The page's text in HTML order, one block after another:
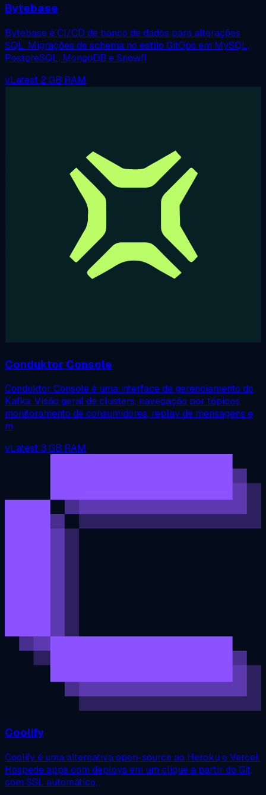
Bytebase
Bytebase é CI/CD de banco de dados para alterações
SQL. Migrações de schema no estilo GitOps em MySQL,
PostgreSQL, MongoDB e Snowfl
vLatest 2 GB RAM
Conduktor Console
Conduktor Console é uma interface de gerenciamento do
Kafka. Visão geral de clusters, navegação por tópicos,
monitoramento de consumidores, replay de mensagens e
m
vLatest 3 GB RAM
Coolify
Coolify é uma alternativa open-source ao Heroku e Vercel.
Hospede apps com deploys em um clique a partir do Git,
com SSL automático,